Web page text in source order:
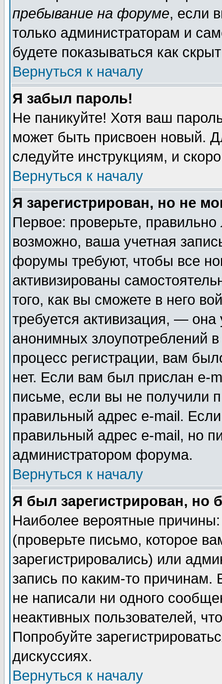
пребывание на форуме, если
только администраторам и
будете показываться как
Вернуться к началу
Я забыл пароль!
Не паникуйте! Хотя ваш
может быть присвоен новый.
следуйте инструкциям, и
Вернуться к началу
Я зарегистрирован, но не
Первое: проверьте,
возможно, ваша учетная
форумы требуют, чтобы все
активизированы
того, как вы сможете в него
требуется активизация, —
анонимных злоупотреблений
процесс регистрации, вам
нет. Если вам был прислан e-
письме, если вы не получили
правильный адрес e-mail.
правильный адрес e-mail, но
администратором форума.
Вернуться к началу
Я был зарегистрирован, но
Наиболее вероятные
(проверьте письмо, которое
зарегистрировались) или
запись по каким-то
не написали ни одного
неактивных пользователей,
Попробуйте
дискуссиях.
Вернуться к началу